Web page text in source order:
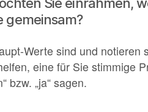
gemeinsam?
Werte sind und
eine für Sie stimmige
bzw. „ja“ sagen.